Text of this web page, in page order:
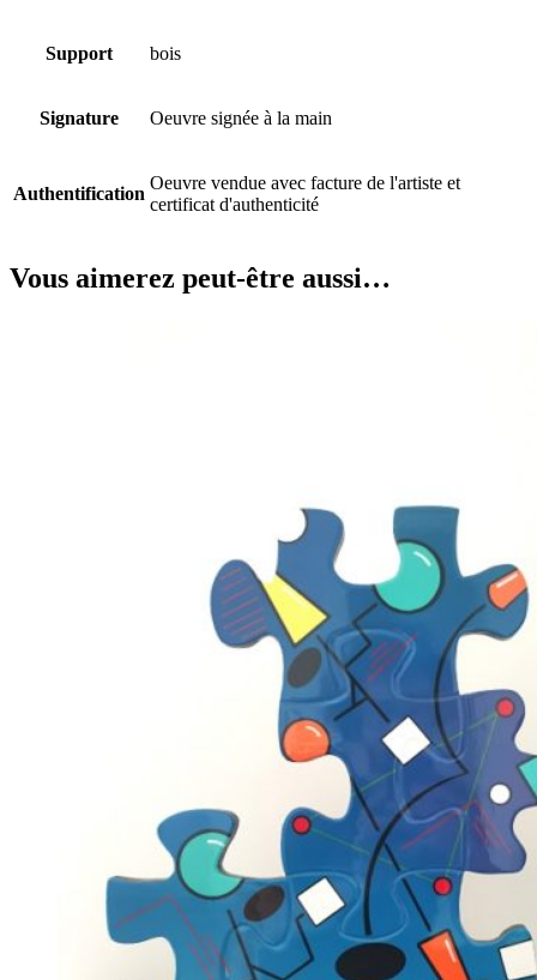
Support bois
Signature Oeuvre signée à la main
Authentification
Oeuvre vendue avec facture de l'artiste et
certificat d'authenticité
Vous aimerez peut-être aussi…